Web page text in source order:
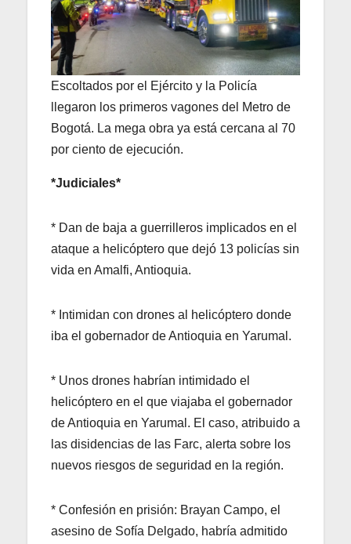
Escoltados por el Ejército y la Policía
llegaron los primeros vagones del Metro de
Bogotá. La mega obra ya está cercana al 70
por ciento de ejecución.
*Judiciales*
* Dan de baja a guerrilleros implicados en el
ataque a helicóptero que dejó 13 policías sin
vida en Amalfi, Antioquia.
* Intimidan con drones al helicóptero donde
iba el gobernador de Antioquia en Yarumal.
* Unos drones habrían intimidado el
helicóptero en el que viajaba el gobernador
de Antioquia en Yarumal. El caso, atribuido a
las disidencias de las Farc, alerta sobre los
nuevos riesgos de seguridad en la región.
* Confesión en prisión: Brayan Campo, el
asesino de Sofía Delgado, habría admitido